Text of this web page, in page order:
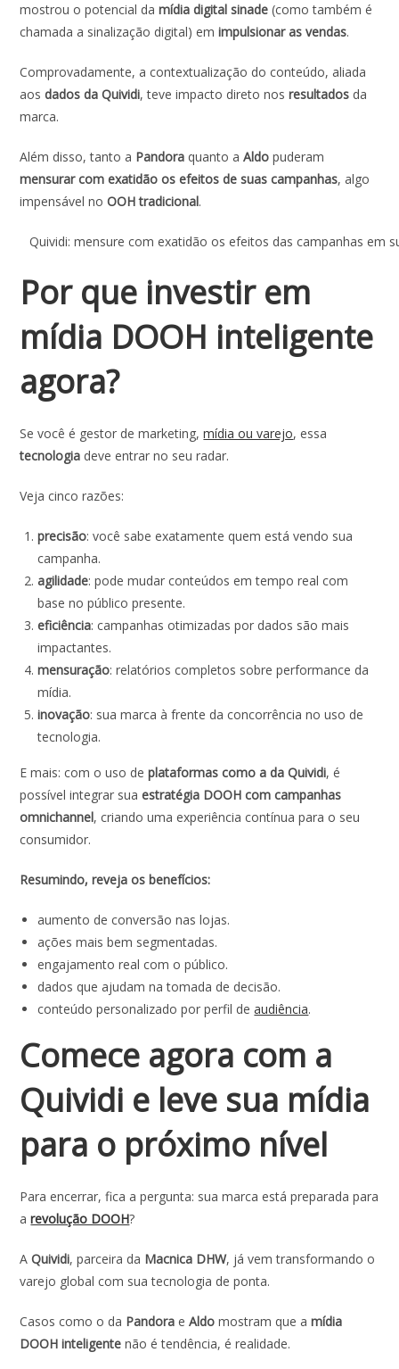
mostrou o potencial damídia digital sinade (como também é
chamada a sinalização digital) emimpulsionar as vendas.
Comprovadamente, a contextualização do conteúdo, aliada
aosdados da Quividi, teve impacto direto nosresultados da
marca.
Além disso, tanto a Pandora quanto aAldo puderam
mensurar com exatidão os efeitos de suas campanhas, algo
impensável noOOH tradicional.
Quividi: mensure com exatidão os efeitos das campanhas em
Por que investir em
mídia DOOH inteligente
agora?
Se você é gestor de marketing,mídia ou varejo, essa
tecnologia deve entrar no seu radar.
Veja cinco razões:
precisão: você sabe exatamente quem está vendo sua
campanha.
agilidade: pode mudar conteúdos em tempo real com
base no público presente.
eficiência: campanhas otimizadas por dados são mais
impactantes.
mensuração: relatórios completos sobre performance da
mídia.
inovação: sua marca à frente da concorrência no uso de
tecnologia.
E mais: com o uso deplataformas como a da Quividi, é
possível integrar suaestratégia DOOH com campanhas
omnichannel, criando uma experiência contínua para o seu
consumidor.
Resumindo, reveja os benefícios:
aumento de conversão nas lojas.
ações mais bem segmentadas.
engajamento real com o público.
dados que ajudam na tomada de decisão.
conteúdo personalizado por perfil deaudiência.
Comece agora com a
Quividi e leve sua mídia
para o próximo nível
Para encerrar, fica a pergunta: sua marca está preparada para
arevolução DOOH?
AQuividi, parceira da Macnica DHW, já vem transformando o
varejo global com sua tecnologia de ponta.
Casos como o da Pandora eAldo mostram que amídia
DOOH inteligente não é tendência, é realidade.